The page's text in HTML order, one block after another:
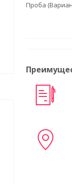
Проба